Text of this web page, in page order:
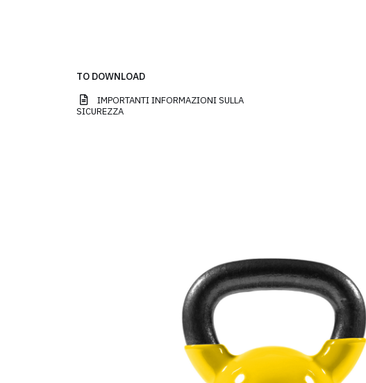
TO DOWNLOAD
IMPORTANTI INFORMAZIONI SULLA
SICUREZZA